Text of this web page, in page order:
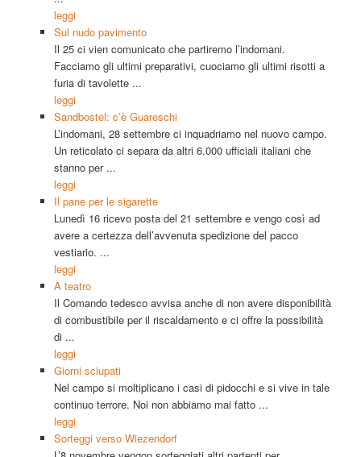
leggi
Sul nudo pavimento
Il 25 ci vien comunicato che partiremo l’indomani.
Facciamo gli ultimi preparativi, cuociamo gli ultimi risotti a
furia di tavolette ...
leggi
Sandbostel: c’è Guareschi
L’indomani, 28 settembre ci inquadriamo nel nuovo campo.
Un reticolato ci separa da altri 6.000 ufficiali italiani che
stanno per ...
leggi
Il pane per le sigarette
Lunedì 16 ricevo posta del 21 settembre e vengo così ad
avere a certezza dell’avvenuta spedizione del pacco
vestiario. ...
leggi
A teatro
Il Comando tedesco avvisa anche di non avere disponibilità
di combustibile per il riscaldamento e ci offre la possibilità
di ...
leggi
Giorni sciupati
Nel campo si moltiplicano i casi di pidocchi e si vive in tale
continuo terrore. Noi non abbiamo mai fatto ...
leggi
Sorteggi verso Wiezendorf